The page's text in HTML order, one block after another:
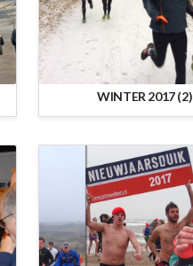
WINTER 2017 (2)